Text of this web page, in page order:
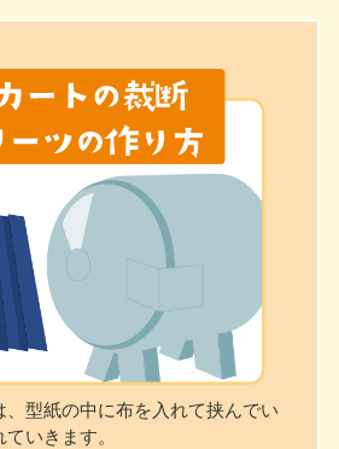
、型紙の中に布を入れて挟んでい
いきます。